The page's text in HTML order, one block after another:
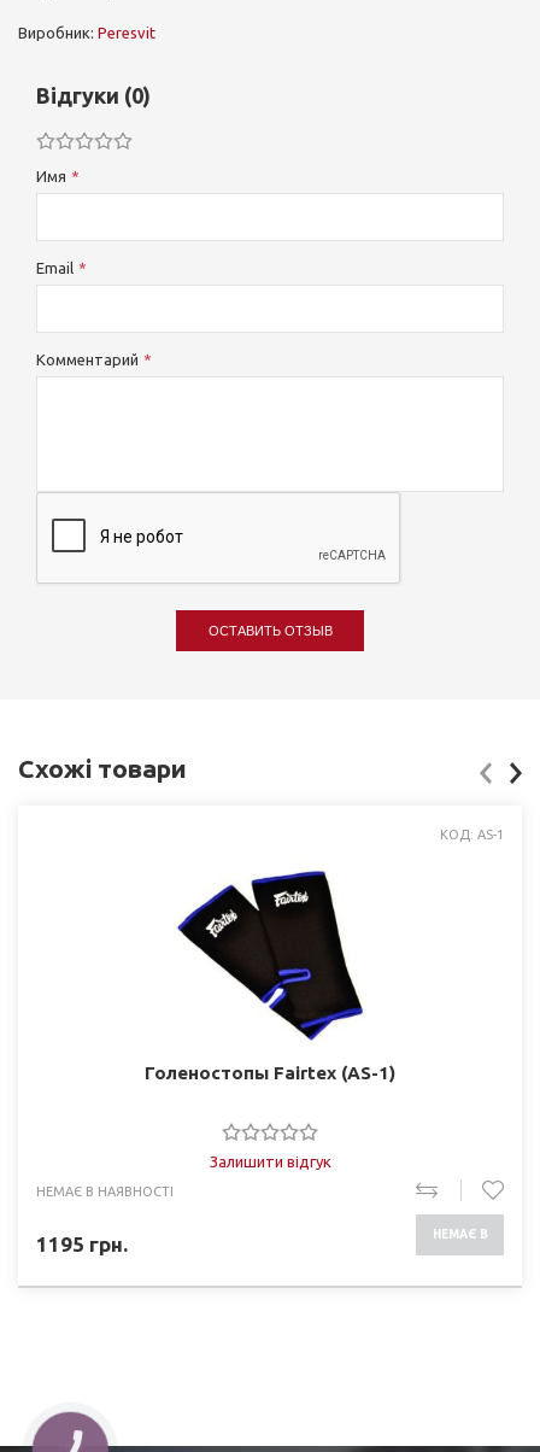
Виробник: Peresvit
Відгуки (0)
Имя
Email
Комментарий
ОСТАВИТЬ ОТЗЫВ
Схожі товари
КОД: AS-1
Голеностопы Fairtex (AS-1)
Залишити відгук
НЕМАЄ В НАЯВНОСТІ
1195 грн. НЕМАЄ В